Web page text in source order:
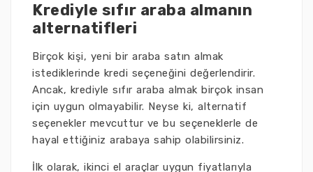
Krediyle sıfır araba almanın
alternatifleri
Birçok kişi, yeni bir araba satın almak
istediklerinde kredi seçeneğini değerlendirir.
Ancak, krediyle sıfır araba almak birçok insan
için uygun olmayabilir. Neyse ki, alternatif
seçenekler mevcuttur ve bu seçeneklerle de
hayal ettiğiniz arabaya sahip olabilirsiniz.
İlk olarak, ikinci el araçlar uygun fiyatlarıyla